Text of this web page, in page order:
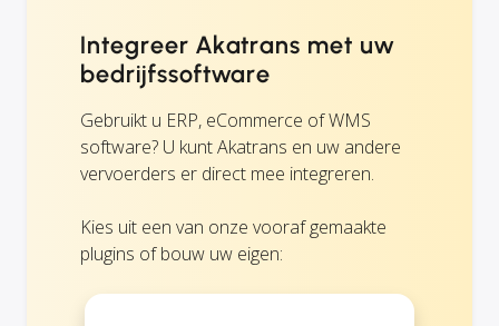
Integreer Akatrans met uw
bedrijfssoftware
Gebruikt u ERP, eCommerce of WMS
software? U kunt Akatrans en uw andere
vervoerders er direct mee integreren.
Kies uit een van onze vooraf gemaakte
plugins of bouw uw eigen: